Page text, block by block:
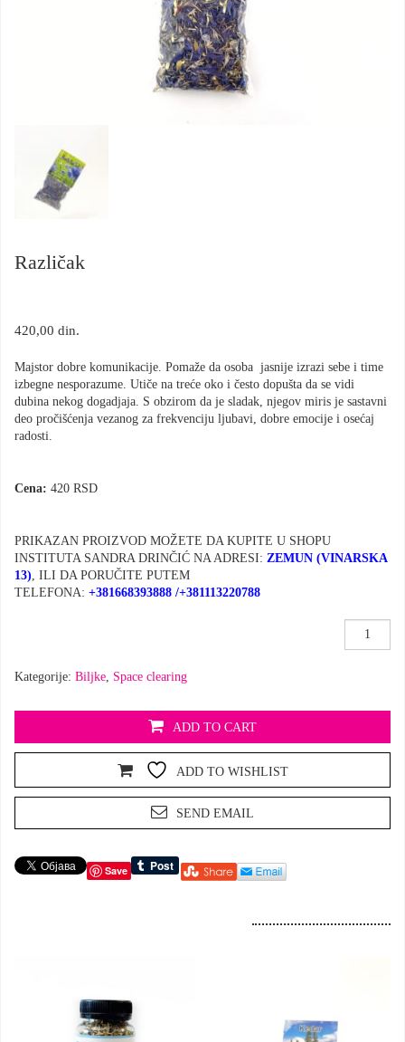
Različak
420,00 din.
Majstor dobre komunikacije. Pomaže da osoba jasnije izrazi sebe i time
izbegne nesporazume. Utiče na treće oko i često dopušta da se vidi
dubina nekog dogadjaja. S obzirom da je sladak, njegov miris je sastavni
deo pročišćenja vezanog za frekvenciju ljubavi, dobre emocije i osećaj
radosti.
Cena: 420 RSD
PRIKAZAN PROIZVOD MOŽETE DA KUPITE U SHOPU
INSTITUTA SANDRA DRINČIĆ NA ADRESI: ZEMUN (VINARSKA
13), ILI DA PORUČITE PUTEM
TELEFONA: +381668393888 /+381113220788
Različak
Kategorije: Biljke, Space clearing
ADD TO CART
ADD TO WISHLIST
SEND EMAIL
Save